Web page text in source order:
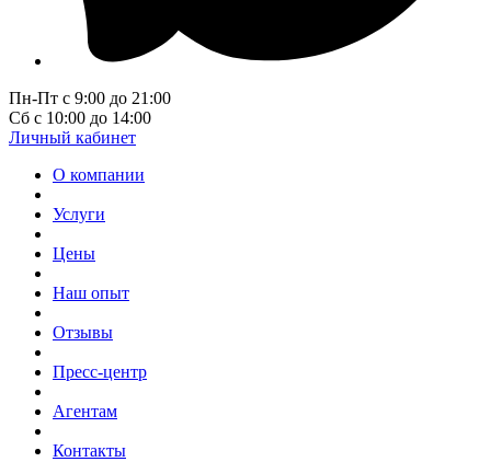
Пн-Пт с 9:00 до 21:00
Сб с 10:00 до 14:00
Личный кабинет
О компании
Услуги
Цены
Наш опыт
Отзывы
Пресс-центр
Агентам
Контакты